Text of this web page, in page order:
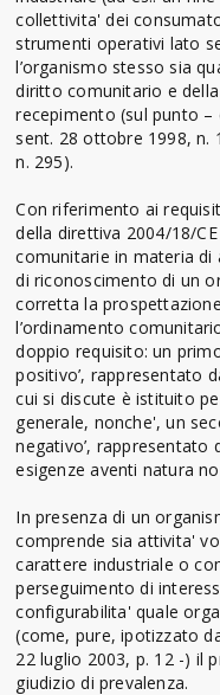
collettivita' dei
strumenti operativi lato
l’organismo stesso sia
diritto comunitario e
recepimento (sul punto –
sent. 28 ottobre 1998, n.
n. 295).
Con riferimento ai
della direttiva 2004/18/
comunitarie in materia di
di riconoscimento di un
corretta la
l’ordinamento
doppio requisito: un
positivo’, rappresentato
cui si discute è istituito
generale, nonche', un
negativo’, rappresentato
esigenze aventi natura
In presenza di un
comprende sia attivita'
carattere industriale o
perseguimento di
configurabilita' quale
(come, pure, ipotizzato
22 luglio 2003, p. 12 -) il
giudizio di prevalenza.